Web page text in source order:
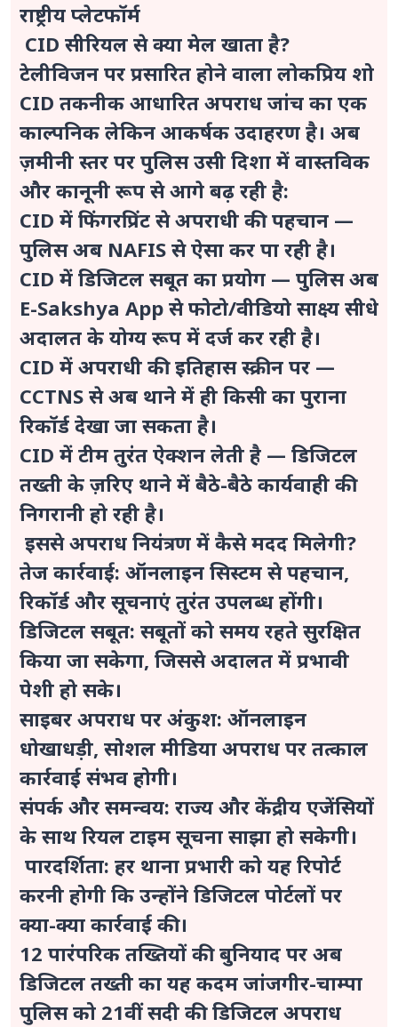
राष्ट्रीय प्लेटफॉर्म
CID सीरियल से क्या मेल खाता है?
टेलीविजन पर प्रसारित होने वाला लोकप्रिय शो
CID तकनीक आधारित अपराध जांच का एक
काल्पनिक लेकिन आकर्षक उदाहरण है। अब
ज़मीनी स्तर पर पुलिस उसी दिशा में वास्तविक
और कानूनी रूप से आगे बढ़ रही है:
CID में फिंगरप्रिंट से अपराधी की पहचान —
पुलिस अब NAFIS से ऐसा कर पा रही है।
CID में डिजिटल सबूत का प्रयोग — पुलिस अब
E-Sakshya App से फोटो/वीडियो साक्ष्य सीधे
अदालत के योग्य रूप में दर्ज कर रही है।
CID में अपराधी की इतिहास स्क्रीन पर —
CCTNS से अब थाने में ही किसी का पुराना
रिकॉर्ड देखा जा सकता है।
CID में टीम तुरंत ऐक्शन लेती है — डिजिटल
तख्ती के ज़रिए थाने में बैठे-बैठे कार्यवाही की
निगरानी हो रही है।
इससे अपराध नियंत्रण में कैसे मदद मिलेगी?
तेज कार्रवाई: ऑनलाइन सिस्टम से पहचान,
रिकॉर्ड और सूचनाएं तुरंत उपलब्ध होंगी।
डिजिटल सबूत: सबूतों को समय रहते सुरक्षित
किया जा सकेगा, जिससे अदालत में प्रभावी
पेशी हो सके।
साइबर अपराध पर अंकुश: ऑनलाइन
धोखाधड़ी, सोशल मीडिया अपराध पर तत्काल
कार्रवाई संभव होगी।
संपर्क और समन्वय: राज्य और केंद्रीय एजेंसियों
के साथ रियल टाइम सूचना साझा हो सकेगी।
पारदर्शिता: हर थाना प्रभारी को यह रिपोर्ट
करनी होगी कि उन्होंने डिजिटल पोर्टलों पर
क्या-क्या कार्रवाई की।
12 पारंपरिक तख्तियों की बुनियाद पर अब
डिजिटल तख्ती का यह कदम जांजगीर-चाम्पा
पुलिस को 21वीं सदी की डिजिटल अपराध